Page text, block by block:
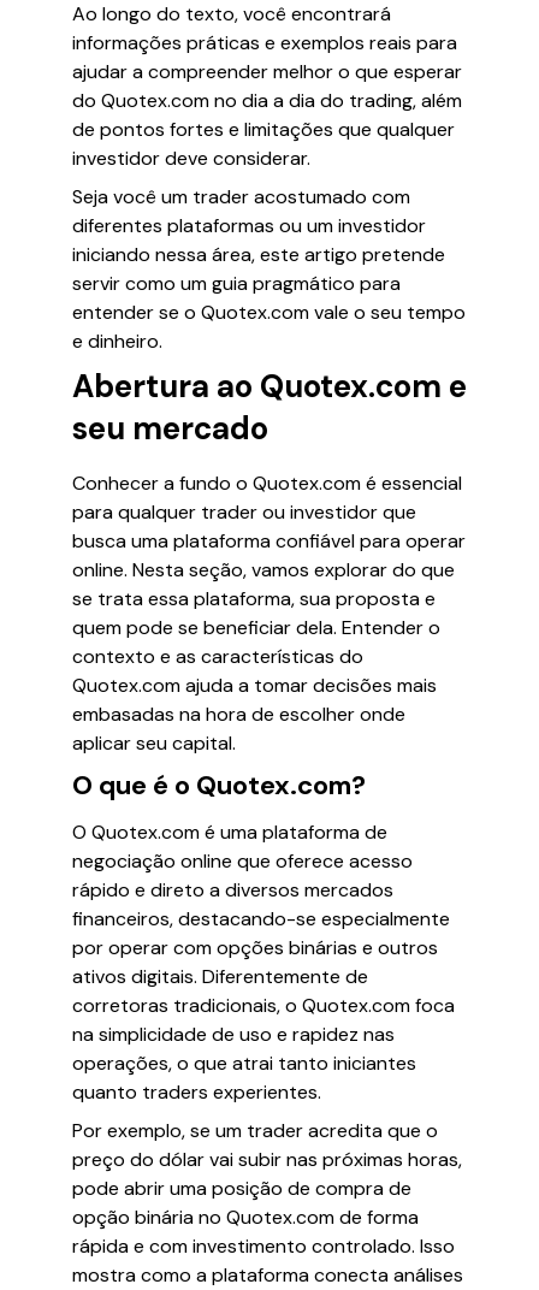
Ao longo do texto, você encontrará
informações práticas e exemplos reais para
ajudar a compreender melhor o que esperar
do Quotex.com no dia a dia do trading, além
de pontos fortes e limitações que qualquer
investidor deve considerar.
Seja você um trader acostumado com
diferentes plataformas ou um investidor
iniciando nessa área, este artigo pretende
servir como um guia pragmático para
entender se o Quotex.com vale o seu tempo
e dinheiro.
Abertura ao Quotex.com e
seu mercado
Conhecer a fundo o Quotex.com é essencial
para qualquer trader ou investidor que
busca uma plataforma confiável para operar
online. Nesta seção, vamos explorar do que
se trata essa plataforma, sua proposta e
quem pode se beneficiar dela. Entender o
contexto e as características do
Quotex.com ajuda a tomar decisões mais
embasadas na hora de escolher onde
aplicar seu capital.
O que é o Quotex.com?
O Quotex.com é uma plataforma de
negociação online que oferece acesso
rápido e direto a diversos mercados
financeiros, destacando-se especialmente
por operar com opções binárias e outros
ativos digitais. Diferentemente de
corretoras tradicionais, o Quotex.com foca
na simplicidade de uso e rapidez nas
operações, o que atrai tanto iniciantes
quanto traders experientes.
Por exemplo, se um trader acredita que o
preço do dólar vai subir nas próximas horas,
pode abrir uma posição de compra de
opção binária no Quotex.com de forma
rápida e com investimento controlado. Isso
mostra como a plataforma conecta análises